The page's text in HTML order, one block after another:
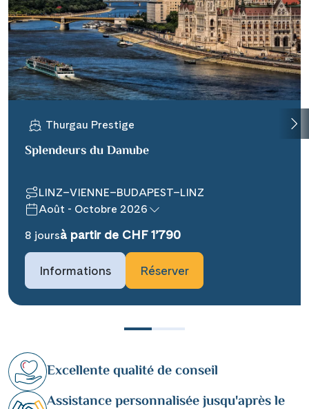
Thurgau Prestige
Splendeurs du Danube
LINZ–VIENNE–BUDAPEST–LINZ
Août - Octobre 2026
8 joursà partir de CHF 1’790
Informations Réserver
Excellente qualité de conseil
Assistance personnalisée jusqu'après le